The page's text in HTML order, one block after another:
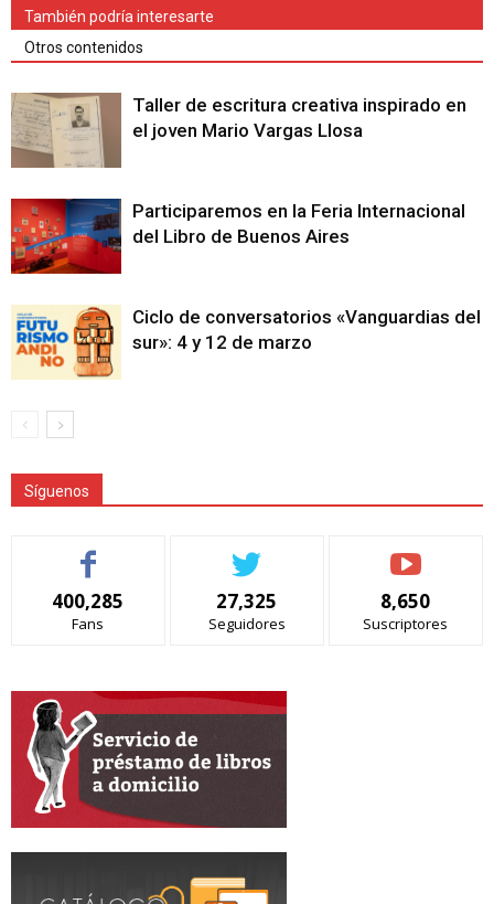
También podría interesarte
Otros contenidos
Taller de escritura creativa inspirado en
el joven Mario Vargas Llosa
Participaremos en la Feria Internacional
del Libro de Buenos Aires
Ciclo de conversatorios «Vanguardias del
sur»: 4 y 12 de marzo
Síguenos
400,285
Fans
27,325
Seguidores
8,650
Suscriptores